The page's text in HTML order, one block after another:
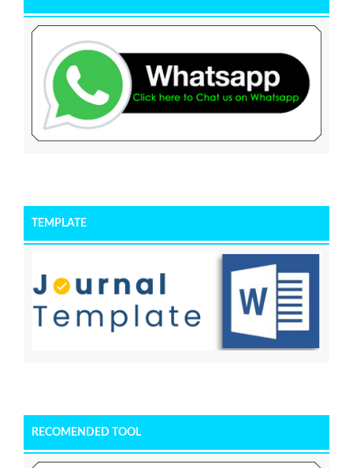
TEMPLATE
RECOMENDED TOOL